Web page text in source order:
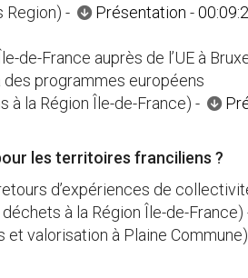
Region) - Présentation -
de-France auprès de l’UE à
programmes européens
à la Région Île-de-France) -
les territoires franciliens ?
d’expériences de
à la Région Île-de-France)
valorisation à Plaine